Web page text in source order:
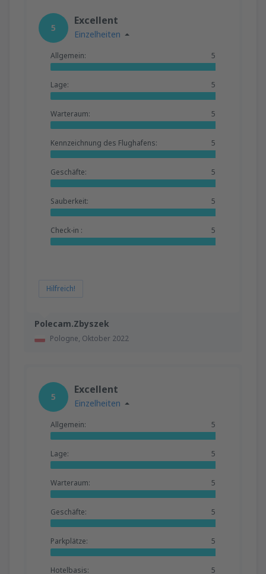
Polecam.Zbyszek
Pologne, Oktober 2022
5
Excellent
Einzelheiten
Allgemein: 5
Lage: 5
Warteraum: 5
Kennzeichnung des Flughafens: 5
Geschäfte: 5
Sauberkeit: 5
Check-in : 5
Hilfreich!
5
Excellent
Einzelheiten
Allgemein: 5
Lage: 5
Warteraum: 5
Geschäfte: 5
Parkplätze: 5
Hotelbasis: 5